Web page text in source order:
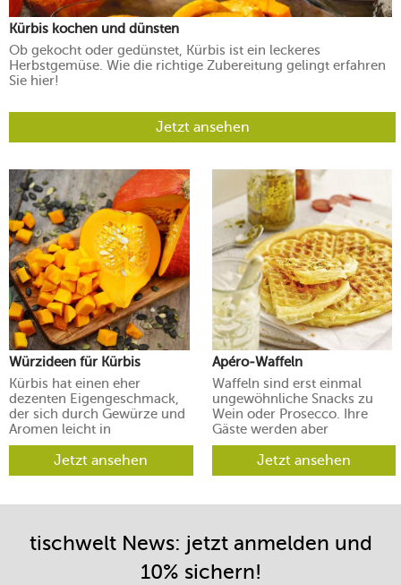
Kürbis kochen und dünsten
Ob gekocht oder gedünstet, Kürbis ist ein leckeres
Herbstgemüse. Wie die richtige Zubereitung gelingt erfahren
Sie hier!
Jetzt ansehen
Würzideen für Kürbis
Kürbis hat einen eher
dezenten Eigengeschmack,
der sich durch Gewürze und
Aromen leicht in
verschiedene Richtungen
lenken lässt.Jetzt ansehen
Apéro-Waffeln
Waffeln sind erst einmal
ungewöhnliche Snacks zu
Wein oder Prosecco. Ihre
Gäste werden aber
begeistert sein.
Jetzt ansehen
tischwelt News: jetzt anmelden und
10% sichern!